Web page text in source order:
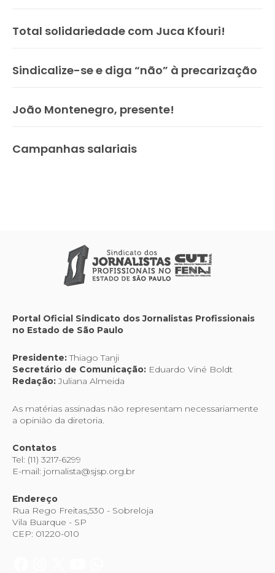
Total solidariedade com Juca Kfouri!
Sindicalize-se e diga “não” à precarização
João Montenegro, presente!
Campanhas salariais
Portal Oficial Sindicato dos Jornalistas Profissionais
no Estado de São Paulo
Presidente:Thiago Tanji
Secretário de Comunicação: Eduardo Viné Boldt
Redação:Juliana Almeida
As matérias assinadas não representam necessariamente
a opinião da diretoria.
Contatos
Tel: (11) 3217-6299
E-mail: jornalista@sjsp.org.br
Endereço
Rua Rego Freitas,530 - Sobreloja
Vila Buarque - SP
CEP: 01220-010